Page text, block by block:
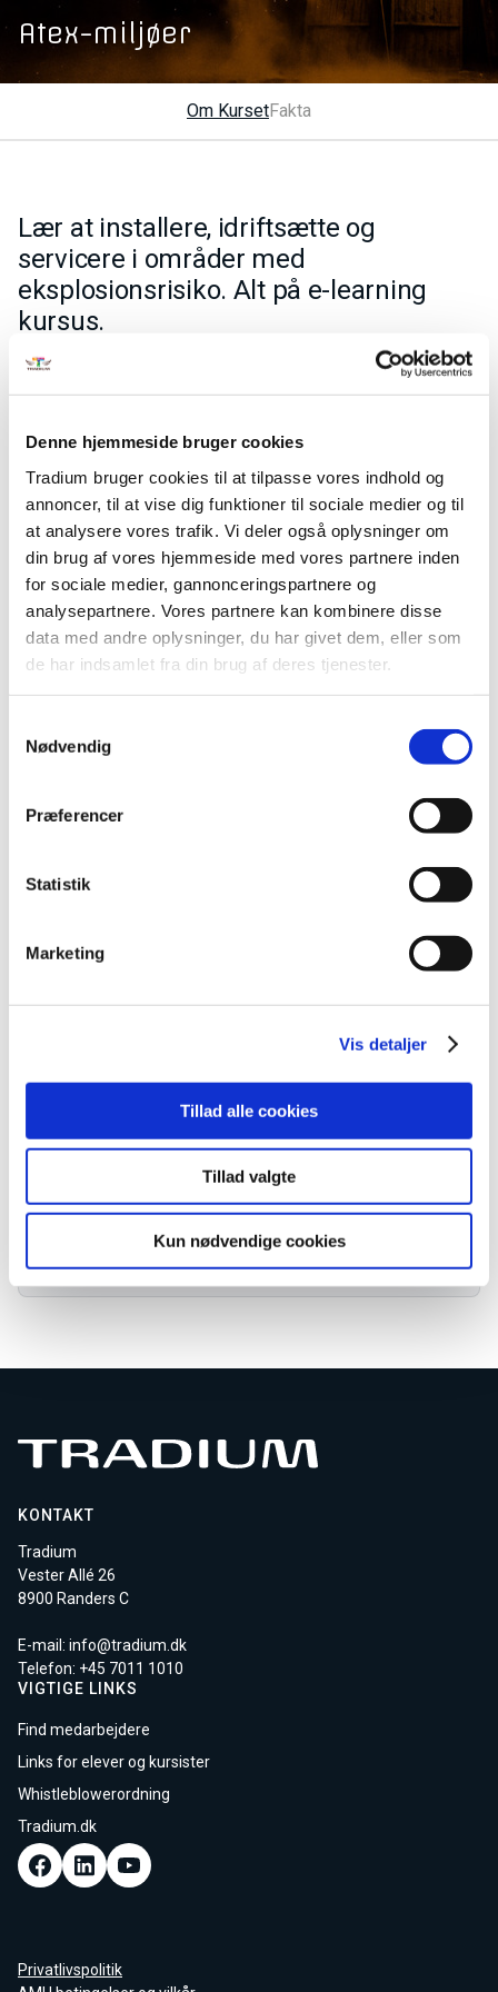
Denne hjemmeside bruger cookies
Tradium bruger cookies til at tilpasse vores indhold og
annoncer, til at vise dig funktioner til sociale medier og til
at analysere vores trafik. Vi deler også oplysninger om
din brug af vores hjemmeside med vores partnere inden
for sociale medier, gannonceringspartnere og
analysepartnere. Vores partnere kan kombinere disse
data med andre oplysninger, du har givet dem, eller som
de har indsamlet fra din brug af deres tjenester.
Nødvendig
Præferencer
Statistik
Marketing
Vis detaljer
Tillad alle cookies
Tillad valgte
Kun nødvendige cookies
Atex-miljøer
Om KursetFakta
Adresse
Download kursusmateriale
Lær at installere, idriftsætte og
servicere i områder med
eksplosionsrisiko. Alt på e-learning
kursus.
Deltageren kan installere, idriftsætte og servicere
installationer i områder med eksplosionsrisiko, i henhold til
kan vedligeholde den lovpligtige dokumentation, herunder
identificere og anvende tekniske oplysninger på
mærkeplader, i datablade, overensstemmelseserklæringer
og certifikater. Deltageren har kendskab til grundlæggende
eksplosionsteori og stoffers brandtekniske data.
Statistikker viser, at kursister gennemfører dette kursus på
cirka 4 timer (+/- 30 minutter afhængig af hvor hurtig du er
til at gennemgå modulerne).
Kurset kan gennemføres med en høj grad af fleksibilitet:
når det passer
Målgruppe
Varighed Online
KONTAKT
Tradium
Vester Allé 26
8900 Randers C
E-mail: info@tradium.dk
Telefon: +45 7011 1010
VIGTIGE LINKS
Find medarbejdere
Links for elever og kursister
Whistleblowerordning
Tradium.dk
Privatlivspolitik